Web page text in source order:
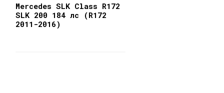
Mercedes SLK Class R172
SLK 200 184 лс (R172
2011-2016)